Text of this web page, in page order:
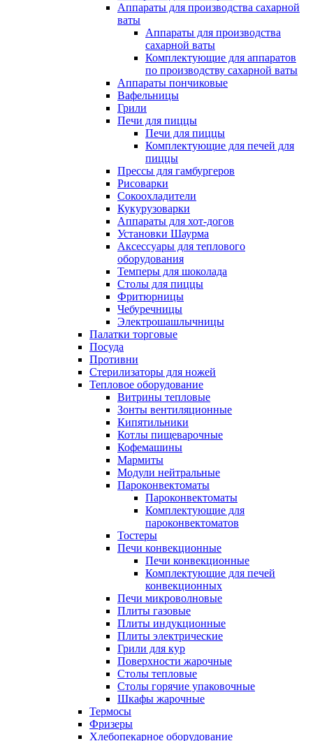
Аппараты для производства сахарной
ваты
Аппараты для производства
сахарной ваты
Комплектующие для аппаратов
по производству сахарной ваты
Аппараты пончиковые
Вафельницы
Грили
Печи для пиццы
Печи для пиццы
Комплектующие для печей для
пиццы
Прессы для гамбургеров
Рисоварки
Сокоохладители
Кукурузоварки
Аппараты для хот-догов
Установки Шаурма
Аксессуары для теплового
оборудования
Темперы для шоколада
Столы для пиццы
Фритюрницы
Чебуречницы
Электрошашлычницы
Палатки торговые
Посуда
Противни
Стерилизаторы для ножей
Тепловое оборудование
Витрины тепловые
Зонты вентиляционные
Кипятильники
Котлы пищеварочные
Кофемашины
Мармиты
Модули нейтральные
Пароконвектоматы
Пароконвектоматы
Комплектующие для
пароконвектоматов
Тостеры
Печи конвекционные
Печи конвекционные
Комплектующие для печей
конвекционных
Печи микроволновые
Плиты газовые
Плиты индукционные
Плиты электрические
Грили для кур
Поверхности жарочные
Столы тепловые
Столы горячие упаковочные
Шкафы жарочные
Термосы
Фризеры
Хлебопекарное оборудование